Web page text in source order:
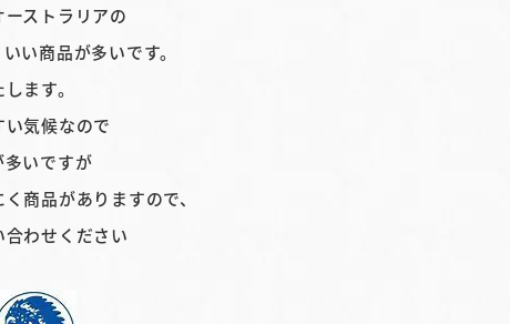
ストラリアの
い商品が多いです。
ます。
気候なので
いですが
商品がありますので、
わせください